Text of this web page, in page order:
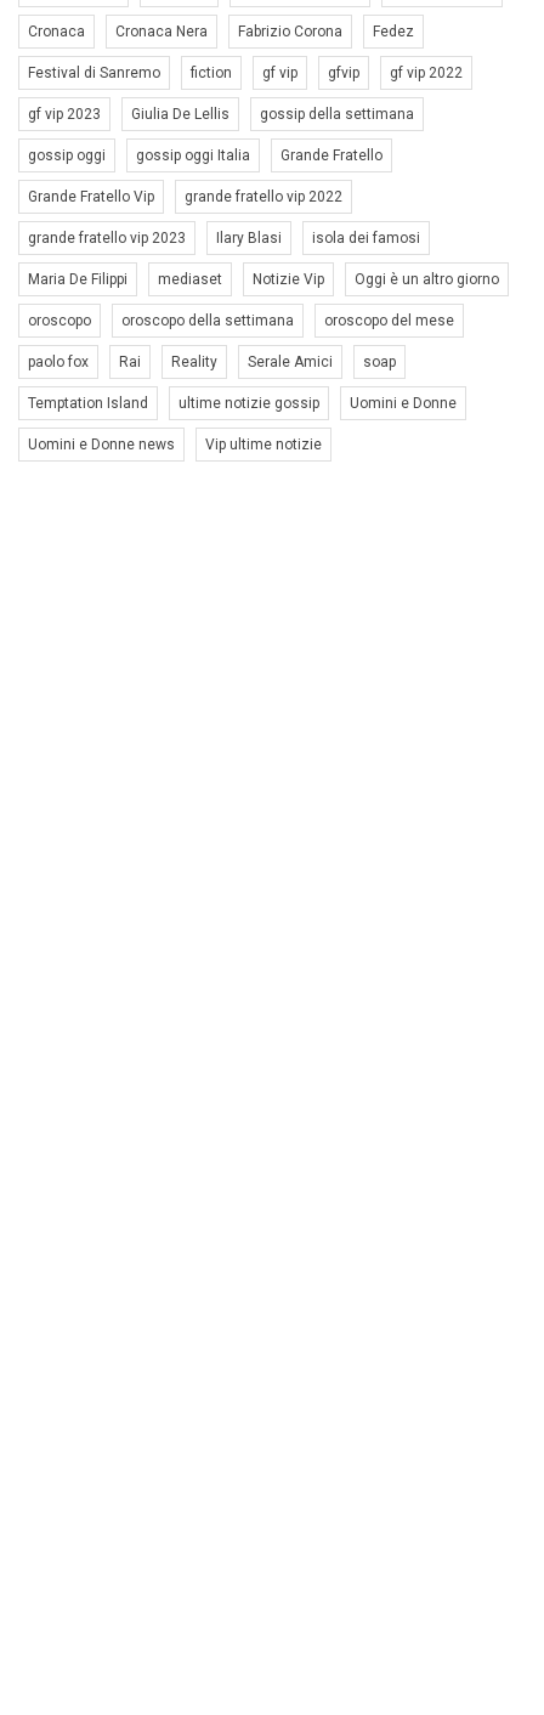
Cronaca Cronaca Nera Fabrizio Corona Fedez
Festival di Sanremo fiction gf vip gfvip gf vip 2022
gf vip 2023 Giulia De Lellis gossip della settimana
gossip oggi gossip oggi Italia Grande Fratello
Grande Fratello Vip grande fratello vip 2022
grande fratello vip 2023 Ilary Blasi isola dei famosi
Maria De Filippi mediaset Notizie Vip Oggi è un altro giorno
oroscopo oroscopo della settimana oroscopo del mese
paolo fox Rai Reality Serale Amici soap
Temptation Island ultime notizie gossip Uomini e Donne
Uomini e Donne news Vip ultime notizie